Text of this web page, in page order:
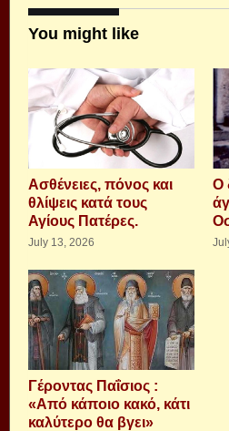
You might like
Aσθένειες, πόνος και
θλίψεις κατά τους
Αγίους Πατέρες.
July 13, 2026
Ο
Γέροντας Παΐσιος :
«Από κάποιο κακό, κάτι
καλύτερο θα βγει»